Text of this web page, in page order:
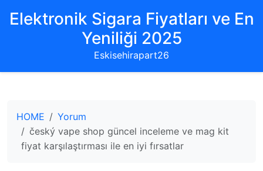
Elektronik Sigara Fiyatları ve En
Yeniliği 2025
Eskisehirapart26
HOME
Yorum
český vape shop güncel inceleme ve mag kit
fiyat karşılaştırması ile en iyi fırsatlar